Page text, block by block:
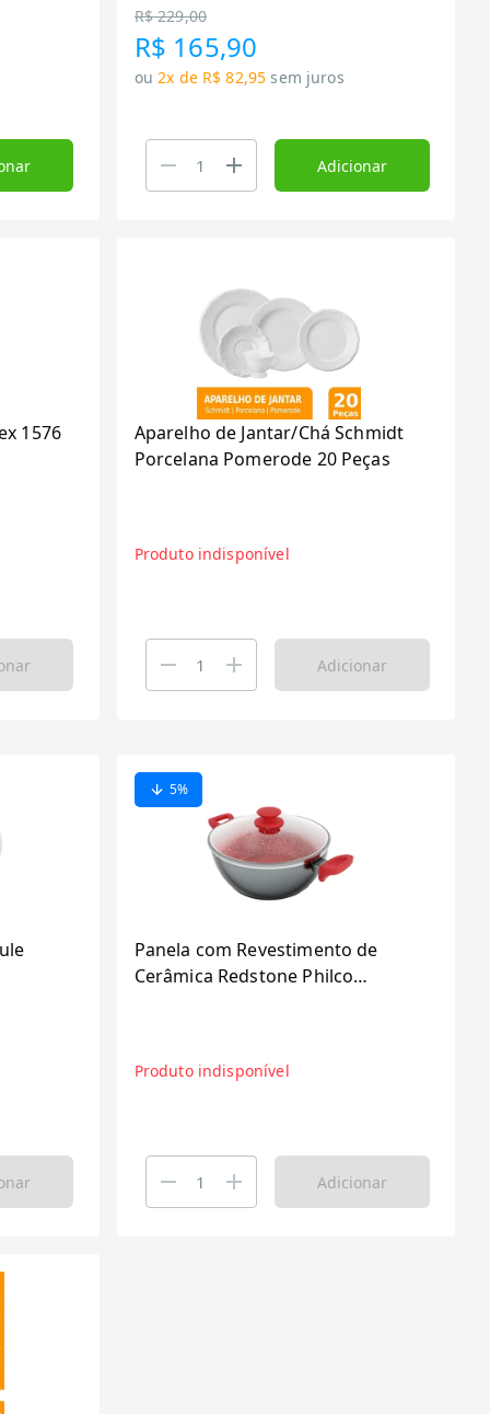
R$ 229,00
R$ 165,90
ou 2x de R$ 82,95 sem juros
Adicionar
1576
Aparelho de Jantar/Chá Schmidt
Porcelana Pomerode 20 Peças
Produto indisponível
Adicionar
5%
Panela com Revestimento de
Cerâmica Redstone Philco
Produto indisponível
Adicionar